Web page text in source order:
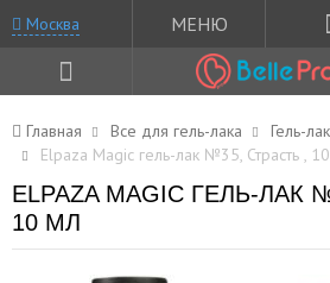
Москва МЕНЮ
Главная Все для гель-лака Гель-
Elpaza Magic гель-лак №35, Страсть ,
ELPAZA MAGIC ГЕЛЬ-ЛАК
10 МЛ